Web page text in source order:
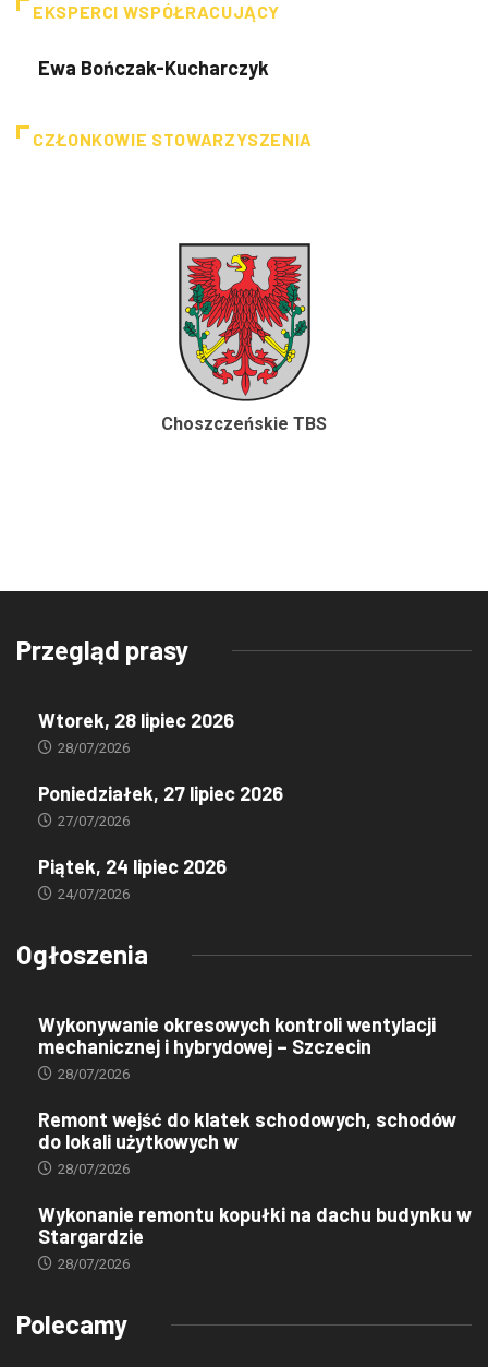
EKSPERCI WSPÓŁRACUJĄCY
Ewa Bończak-Kucharczyk
CZŁONKOWIE STOWARZYSZENIA
Choszczeńskie TBS
Przegląd prasy
Wtorek, 28 lipiec 2026
28/07/2026
Poniedziałek, 27 lipiec 2026
27/07/2026
Piątek, 24 lipiec 2026
24/07/2026
Ogłoszenia
Wykonywanie okresowych kontroli wentylacji
mechanicznej i hybrydowej – Szczecin
28/07/2026
Remont wejść do klatek schodowych, schodów
do lokali użytkowych w
28/07/2026
Wykonanie remontu kopułki na dachu budynku w
Stargardzie
28/07/2026
Polecamy